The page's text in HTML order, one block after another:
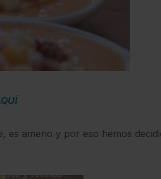
es ameno y por eso hemos